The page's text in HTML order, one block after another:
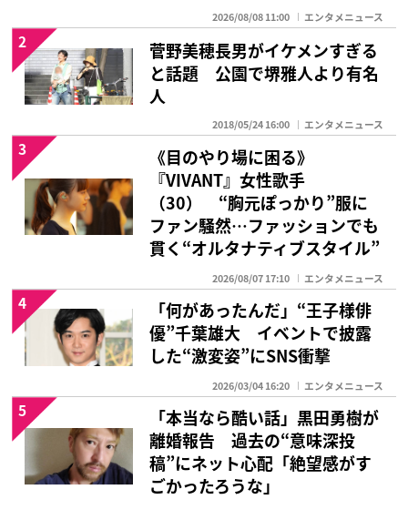
2026/08/08 11:00 エンタメニュース
菅野美穂長男がイケメンすぎる
と話題 公園で堺雅人より有名
人
2018/05/24 16:00 エンタメニュース
2
《目のやり場に困る》
『VIVANT』女性歌手
（30） “胸元ぽっかり”服に
ファン騒然…ファッションでも
貫く“オルタナティブスタイル”
2026/08/07 17:10 エンタメニュース
3
「何があったんだ」“王子様俳
優”千葉雄大 イベントで披露
した“激変姿”にSNS衝撃
2026/03/04 16:20 エンタメニュース
4
「本当なら酷い話」黒田勇樹が
離婚報告 過去の“意味深投
稿”にネット心配「絶望感がす
ごかったろうな」
5